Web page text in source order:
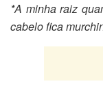
*A minha raiz
cabelo fica